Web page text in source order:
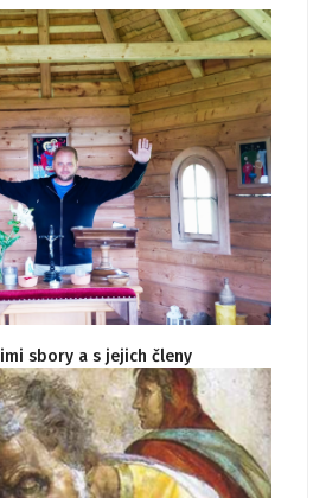
sbory a s jejich členy